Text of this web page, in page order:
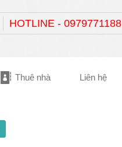
HOTLINE - 0979771188
Thuê nhà Liên hệ